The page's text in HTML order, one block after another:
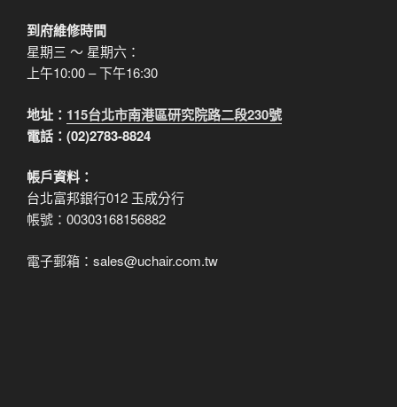
到府維修時間
星期三 ～ 星期六：
上午10:00 – 下午16:30
地址： 115台北市南港區研究院路二段230號
電話：(02)2783-8824
帳戶資料：
台北富邦銀行012 玉成分行
帳號：00303168156882
電子郵箱：sales@uchair.com.tw